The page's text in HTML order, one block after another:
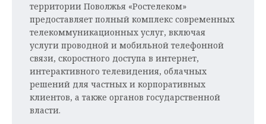
территории Поволжья «Ростелеком»
предоставляет полный комплекс современных
телекоммуникационных услуг, включая
услуги проводной и мобильной телефонной
связи, скоростного доступа в интернет,
интерактивного телевидения, облачных
решений для частных и корпоративных
клиентов, а также органов государственной
власти.